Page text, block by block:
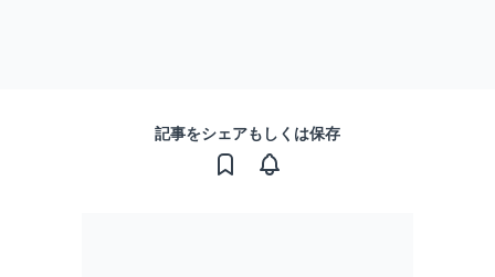
記事をシェアもしくは保存